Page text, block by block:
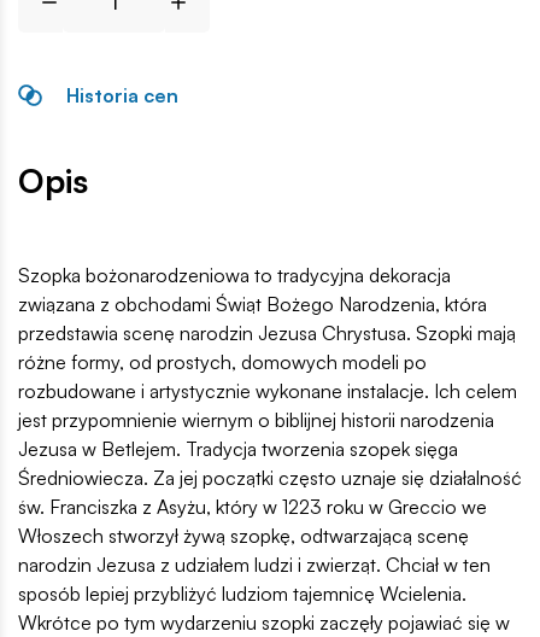
Historia cen
Opis
Szopka bożonarodzeniowa to tradycyjna dekoracja
związana z obchodami Świąt Bożego Narodzenia, która
przedstawia scenę narodzin Jezusa Chrystusa. Szopki mają
różne formy, od prostych, domowych modeli po
rozbudowane i artystycznie wykonane instalacje. Ich celem
jest przypomnienie wiernym o biblijnej historii narodzenia
Jezusa w Betlejem. Tradycja tworzenia szopek sięga
Średniowiecza. Za jej początki często uznaje się działalność
św. Franciszka z Asyżu, który w 1223 roku w Greccio we
Włoszech stworzył żywą szopkę, odtwarzającą scenę
narodzin Jezusa z udziałem ludzi i zwierząt. Chciał w ten
sposób lepiej przybliżyć ludziom tajemnicę Wcielenia.
Wkrótce po tym wydarzeniu szopki zaczęły pojawiać się w